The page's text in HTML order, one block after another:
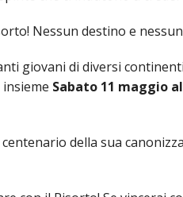
Nessun destino e
giovani di diversi
Sabato 11 maggio
della sua